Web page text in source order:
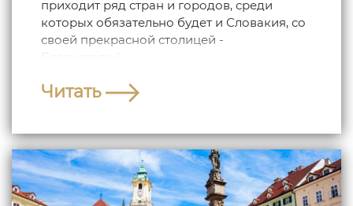
приходит ряд стран и городов, среди
которых обязательно будет и Словакия, со
своей прекрасной столицей -
Братиславой....
Читать